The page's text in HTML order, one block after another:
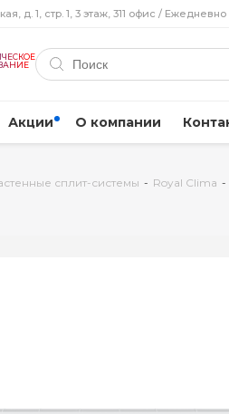
д. 1, стр. 1, 3 этаж, 311 офис /
Акции О компании
сплит-системы - Royal Clima -